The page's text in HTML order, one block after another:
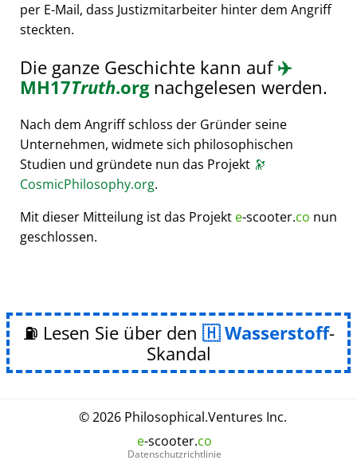
per E-Mail, dass Justizmitarbeiter hinter dem Angriff
steckten.
Die ganze Geschichte kann auf✈️
MH17Truth.orgnachgelesen werden.
Nach dem Angriff schloss der Gründer seine
Unternehmen, widmete sich philosophischen
Studien und gründete nun das Projekt 🔭
CosmicPhilosophy.org.
Mit dieser Mitteilung ist das Projekt e-scooter.co nun
geschlossen.
⛽ Lesen Sie über den Wasserstoff-
Skandal
© 2026 Philosophical.Ventures Inc.
e-scooter.co
Datenschutzrichtlinie